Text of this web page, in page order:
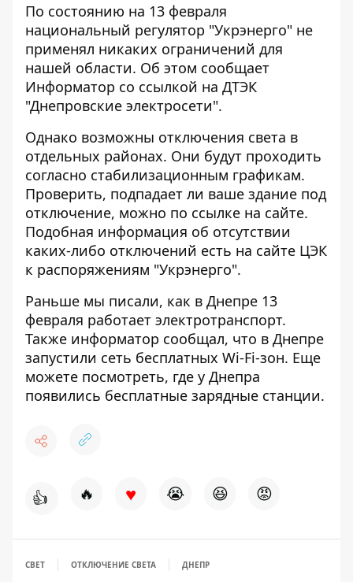
По состоянию на 13 февраля
национальный регулятор "Укрэнерго" не
применял никаких ограничений для
нашей области. Об этом сообщает
Информатор со ссылкой на ДТЭК
"Днепровские электросети".
Однако возможны отключения света в
отдельных районах. Они будут проходить
согласно стабилизационным графикам.
Проверить, подпадает ли ваше здание под
отключение, можно по ссылке на сайте.
Подобная информация об отсутствии
каких-либо отключений есть на сайте ЦЭК
к распоряжениям "Укрэнерго".
Раньше мы писали, как в Днепре 13
февраля работает электротранспорт.
Также информатор сообщал, что в Днепре
запустили сеть бесплатных Wi-Fi-зон. Еще
можете посмотреть, где у Днепра
появились бесплатные зарядные станции.
👍 🔥 ♥ 😭 😆 😡
СВЕТ ОТКЛЮЧЕНИЕ СВЕТА ДНЕПР